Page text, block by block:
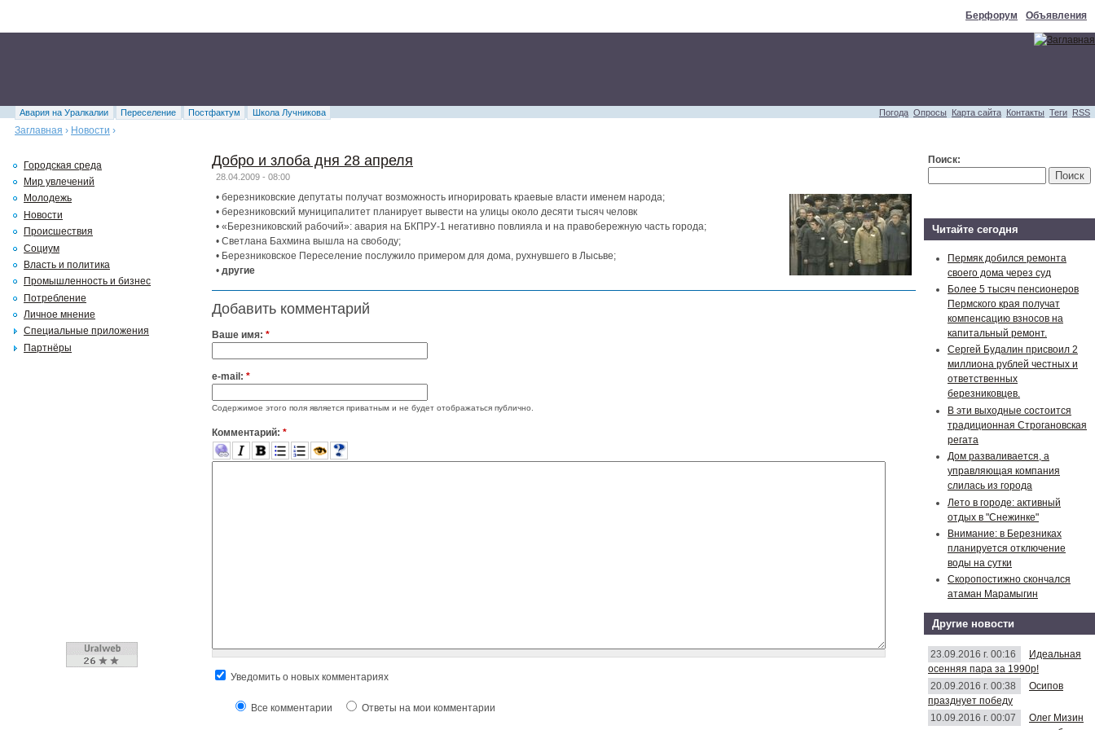
Берфорум Объявления
Погода Опросы Карта сайта Контакты Теги RSS
Авария на Уралкалии Переселение Постфактум
Школа Лучникова
Заглавная › Новости ›
Добро и злоба дня 28 апреля
28.04.2009 - 08:00
• березниковские депутаты получат возможность игнорировать краевые власти именем народа;
• березниковский муниципалитет планирует вывести на улицы около десяти тысяч человк
• «Березниковский рабочий»: авария на БКПРУ-1 негативно повлияла и на правобережную часть города;
• Светлана Бахмина вышла на свободу;
• Березниковское Переселение послужило примером для дома, рухнувшего в Лысьве;
• другие
Добавить комментарий
Ваше имя: *
e-mail: *
Содержимое этого поля является приватным и не будет отображаться публично.
Комментарий: *
Уведомить о новых комментариях
Все комментарии Ответы на мои комментарии
Городская среда
Мир увлечений
Молодежь
Новости
Происшествия
Социум
Власть и политика
Промышленность и бизнес
Потребление
Личное мнение
Специальные приложения
Партнёры
Поиск:
Читайте сегодня
Пермяк добился ремонта
своего дома через суд
Более 5 тысяч пенсионеров
Пермского края получат
компенсацию взносов на
капитальный ремонт.
Сергей Будалин присвоил 2
миллиона рублей честных и
ответственных
березниковцев.
В эти выходные состоится
традиционная Строгановская
регата
Дом разваливается, а
управляющая компания
слилась из города
Лето в городе: активный
отдых в "Снежинке"
Внимание: в Березниках
планируется отключение
воды на сутки
Скоропостижно скончался
атаман Марамыгин
Другие новости
23.09.2016 г. 00:16
Идеальная
осенняя пара за 1990р!
20.09.2016 г. 00:38
Осипов
празднует победу
10.09.2016 г. 00:07
Олег Мизин